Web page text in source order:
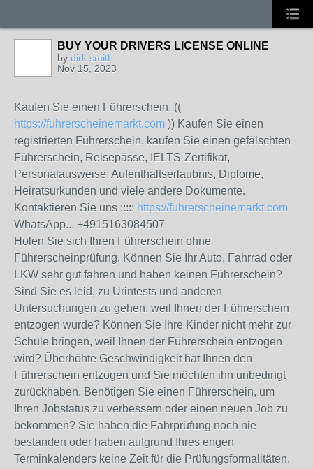
BUY YOUR DRIVERS LICENSE ONLINE
by dirk smith
Nov 15, 2023
Kaufen Sie einen Führerschein, ((
https://fuhrerscheinemarkt.com )) Kaufen Sie einen
registrierten Führerschein, kaufen Sie einen gefälschten
Führerschein, Reisepässe, IELTS-Zertifikat,
Personalausweise, Aufenthaltserlaubnis, Diplome,
Heiratsurkunden und viele andere Dokumente.
Kontaktieren Sie uns ::::: https://fuhrerscheinemarkt.com
WhatsApp... +4915163084507
Holen Sie sich Ihren Führerschein ohne
Führerscheinprüfung. Können Sie Ihr Auto, Fahrrad oder
LKW sehr gut fahren und haben keinen Führerschein?
Sind Sie es leid, zu Urintests und anderen
Untersuchungen zu gehen, weil Ihnen der Führerschein
entzogen wurde? Können Sie Ihre Kinder nicht mehr zur
Schule bringen, weil Ihnen der Führerschein entzogen
wird? Überhöhte Geschwindigkeit hat Ihnen den
Führerschein entzogen und Sie möchten ihn unbedingt
zurückhaben. Benötigen Sie einen Führerschein, um
Ihren Jobstatus zu verbessern oder einen neuen Job zu
bekommen? Sie haben die Fahrprüfung noch nie
bestanden oder haben aufgrund Ihres engen
Terminkalenders keine Zeit für die Prüfungsformalitäten.